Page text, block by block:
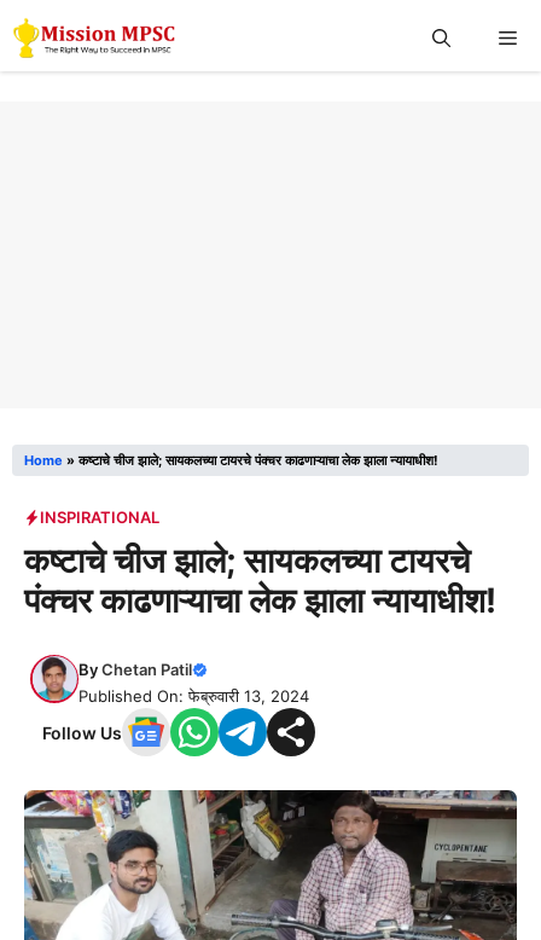
Skip
to
Home »कष्टाचे चीज झाले; सायकलच्या टायरचे पंक्चर काढणाऱ्याचा लेक झाला न्यायाधीश!
INSPIRATIONAL
कष्टाचे चीज झाले; सायकलच्या टायरचे
पंक्चर काढणाऱ्याचा लेक झाला न्यायाधीश!
ByChetan Patil
Published On: फेब्रुवारी 13, 2024
Follow Us